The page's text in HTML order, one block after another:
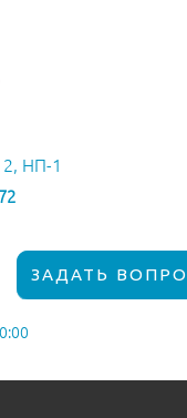
2, НП-1
ЗАДАТЬ